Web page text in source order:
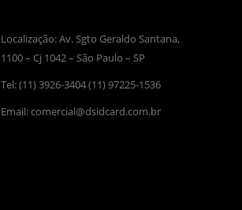
Localização:Av. Sgto Geraldo Santana,
1100 – Cj 1042 – São Paulo – SP
Tel:(11) 3926-3404 (11) 97225-1536
Email:comercial@dsidcard.com.br